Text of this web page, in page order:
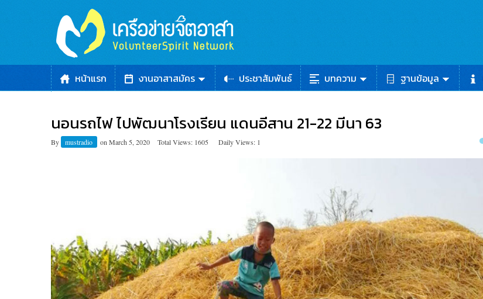
หน้าแรก งานอาสาสมัคร ประชาสัมพันธ์ บทความ ฐานข้อมูล
นอนรถไฟ ไปพัฒนาโรงเรียน แดนอีสาน 21-22 มีนา 63
By mustradio on March 5, 2020 Total Views: 1605 Daily Views: 1